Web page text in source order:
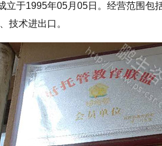
立于1995年05月05日。经营范围包
技术进出口。